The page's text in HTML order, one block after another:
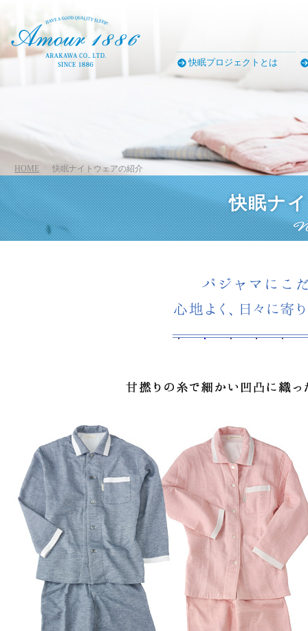
快眠プロジェクトとは
HOME 快眠ナイトウェアの紹介
快眠ナ